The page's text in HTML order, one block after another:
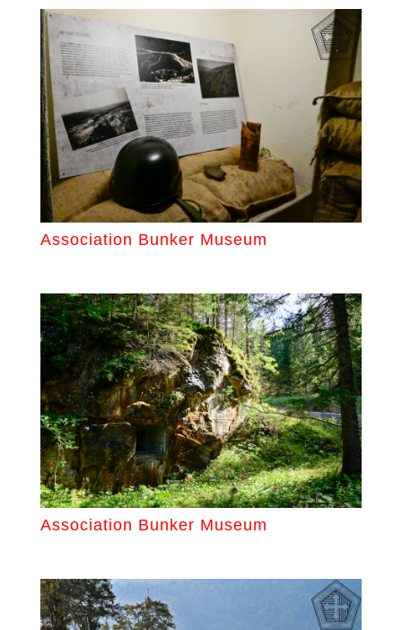
Association Bunker Museum
Association Bunker Museum